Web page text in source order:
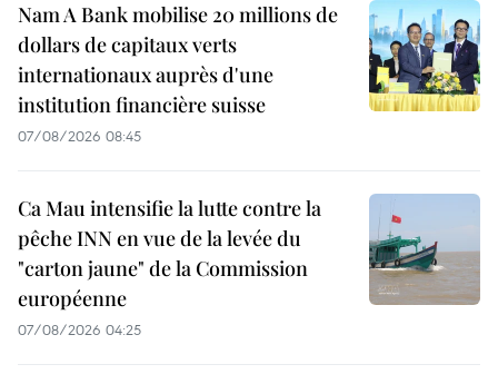
Nam A Bank mobilise 20 millions de
dollars de capitaux verts
internationaux auprès d'une
institution financière suisse
07/08/2026 08:45
Ca Mau intensifie la lutte contre la
pêche INN en vue de la levée du
"carton jaune" de la Commission
européenne
07/08/2026 04:25